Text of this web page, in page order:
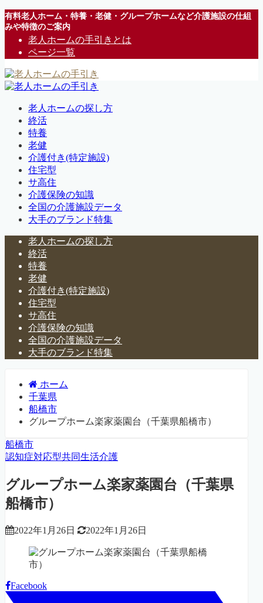
有料老人ホーム・特養・老健・グループホームなど介護施設の仕組
みや特徴のご案内
老人ホームの手引きとは
ページ一覧
老人ホームの探し方
終活
特養
老健
介護付き(特定施設)
住宅型
サ高住
介護保険の知識
全国の介護施設データ
大手のブランド特集
老人ホームの探し方
終活
特養
老健
介護付き(特定施設)
住宅型
サ高住
介護保険の知識
全国の介護施設データ
大手のブランド特集
ホーム
千葉県
船橋市
グループホーム楽家薬園台（千葉県船橋市）
船橋市
認知症対応型共同生活介護
グループホーム楽家薬園台（千葉県
船橋市）
2022年1月26日 2022年1月26日
Facebook